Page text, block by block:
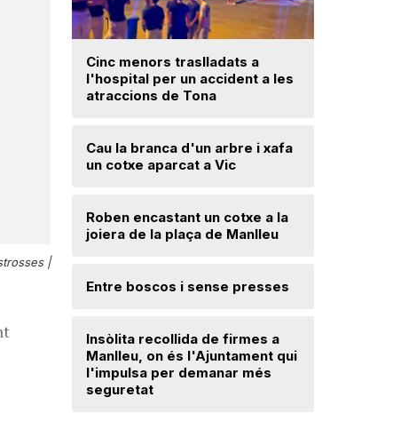
|
Cinc menors traslladats a
l'hospital per un accident a les
atraccions de Tona
Cau la branca d'un arbre i xafa
un cotxe aparcat a Vic
Roben encastant un cotxe a la
joiera de la plaça de Manlleu
Entre boscos i sense presses
Insòlita recollida de firmes a
Manlleu, on és l'Ajuntament qui
l'impulsa per demanar més
seguretat